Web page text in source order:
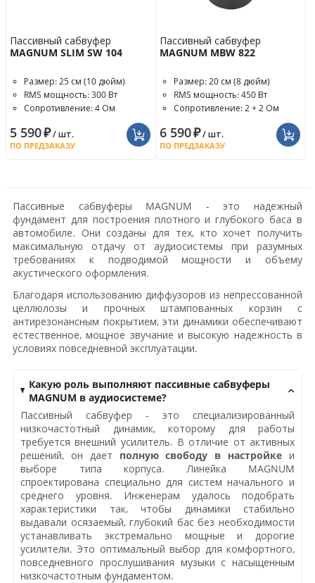
Пассивный сабвуфер
MAGNUM SLIM SW 104
Размер: 25 см (10 дюйм)
RMS мощность: 300 Вт
Сопротивление: 4 Ом
5 590₽/ шт.
ПО ПРЕДЗАКАЗУ
Пассивный сабвуфер
MAGNUM MBW 822
Размер: 20 см (8 дюйм)
RMS мощность: 450 Вт
Сопротивление: 2 + 2 Ом
6 590₽/ шт.
ПО ПРЕДЗАКАЗУ
Пассивные сабвуферы MAGNUM - это надежный
фундамент для построения плотного и глубокого баса в
автомобиле. Они созданы для тех, кто хочет получить
максимальную отдачу от аудиосистемы при разумных
требованиях к подводимой мощности и объему
акустического оформления.
Благодаря использованию диффузоров из непрессованной
целлюлозы и прочных штампованных корзин с
антирезонансным покрытием, эти динамики обеспечивают
естественное, мощное звучание и высокую надежность в
условиях повседневной эксплуатации.
Какую роль выполняют пассивные сабвуферы
MAGNUM в аудиосистеме?
Пассивный сабвуфер - это специализированный
низкочастотный динамик, которому для работы
требуется внешний усилитель. В отличие от активных
решений, он дает полную свободу в настройке и
выборе типа корпуса. Линейка MAGNUM
спроектирована специально для систем начального и
среднего уровня. Инженерам удалось подобрать
характеристики так, чтобы динамики стабильно
выдавали осязаемый, глубокий бас без необходимости
устанавливать экстремально мощные и дорогие
усилители. Это оптимальный выбор для комфортного,
повседневного прослушивания музыки с насыщенным
низкочастотным фундаментом.